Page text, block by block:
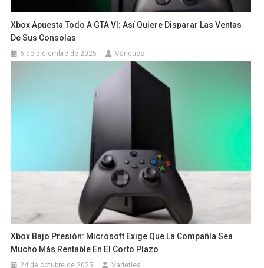
Xbox Apuesta Todo A GTA VI: Así Quiere Disparar Las Ventas
De Sus Consolas
6 de diciembre de 2025 Varieties
Xbox Bajo Presión: Microsoft Exige Que La Compañía Sea
Mucho Más Rentable En El Corto Plazo
24 de octubre de 2025 Varieties